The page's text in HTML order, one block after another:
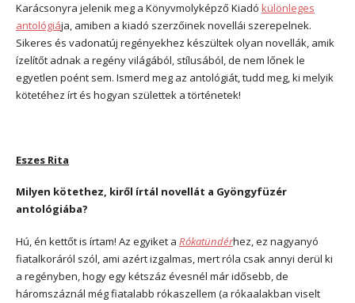
Karácsonyra jelenik meg a Könyvmolyképző Kiadó különleges
antológiája, amiben a kiadó szerzőinek novellái szerepelnek.
Sikeres és vadonatúj regényekhez készültek olyan novellák, amik
ízelítőt adnak a regény világából, stílusából, de nem lőnek le
egyetlen poént sem. Ismerd meg az antológiát, tudd meg, ki melyik
kötetéhez írt és hogyan születtek a történetek!
Eszes Rita
Milyen kötethez, kiről írtál novellát a Gyöngyfüzér
antológiába?
Hú, én kettőt is írtam! Az egyiket a Rókatündérhez, ez nagyanyó
fiatalkoráról szól, ami azért izgalmas, mert róla csak annyi derül ki
a regényben, hogy egy kétszáz évesnél már idősebb, de
háromszáznál még fiatalabb rókaszellem (a rókaalakban viselt